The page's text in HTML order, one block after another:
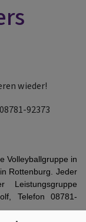
wieder!
92373
Volleyballgruppe in
Rottenburg. Jeder
Telefon 08781-